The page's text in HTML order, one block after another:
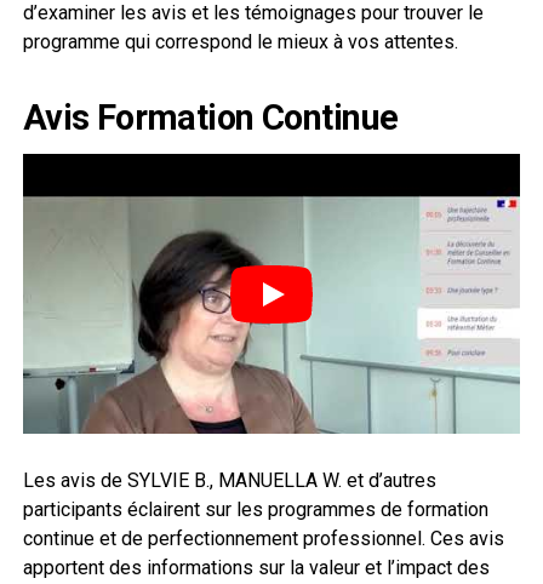
d’examiner les avis et les témoignages pour trouver le
programme qui correspond le mieux à vos attentes.
Avis Formation Continue
Les avis de SYLVIE B., MANUELLA W. et d’autres
participants éclairent sur les programmes de formation
continue et de perfectionnement professionnel. Ces avis
apportent des informations sur la valeur et l’impact des